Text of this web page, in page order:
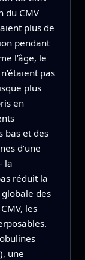
du CMV
plus de
pendant
l’âge, le
pas
plus
en
bas et des
d’une
la
réduit la
des
les
une